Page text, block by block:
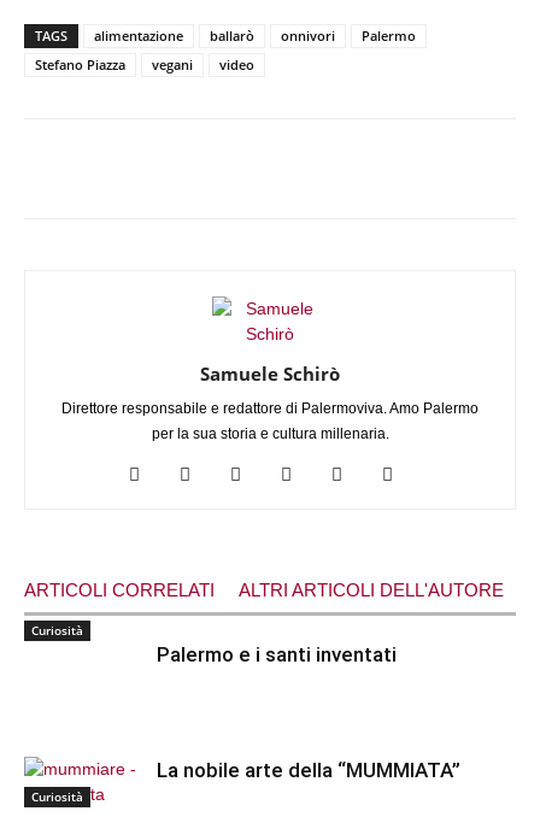
TAGS alimentazione ballarò onnivori
Palermo
Stefano Piazza
vegani video
Samuele Schirò
Direttore responsabile e redattore di Palermoviva. Amo Palermo
per la sua storia e cultura millenaria.
ARTICOLI CORRELATI ALTRI ARTICOLI DELL'AUTORE
Curiosità
Palermo e i santi inventati
Curiosità
La nobile arte della “MUMMIATA”